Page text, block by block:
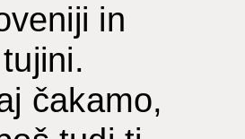
in
tujini.
čakamo,